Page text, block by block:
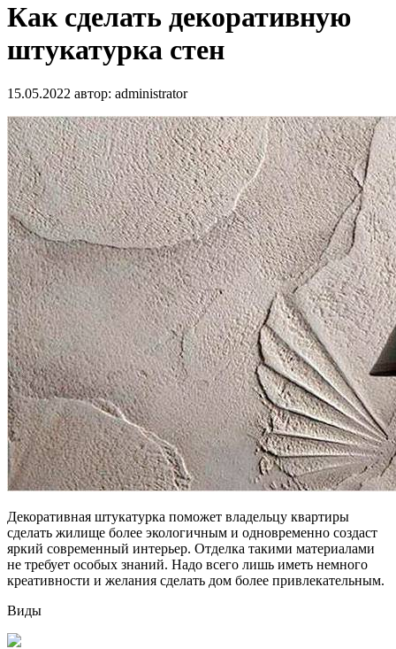
Как сделать декоративную
штукатурка стен
15.05.2022 автор: administrator
Декоративная штукатурка поможет владельцу квартиры
сделать жилище более экологичным и одновременно создаст
яркий современный интерьер. Отделка такими материалами
не требует особых знаний. Надо всего лишь иметь немного
креативности и желания сделать дом более привлекательным.
Виды